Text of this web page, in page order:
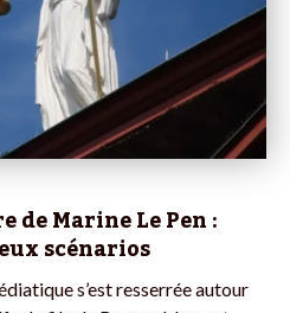
Marine Le Pen :
scénarios
s’est resserrée autour